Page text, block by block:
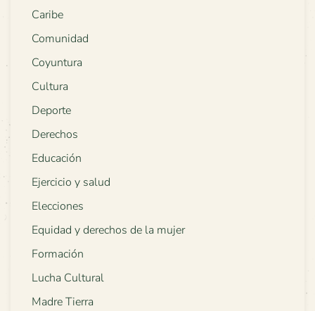
Caribe
Comunidad
Coyuntura
Cultura
Deporte
Derechos
Educación
Ejercicio y salud
Elecciones
Equidad y derechos de la mujer
Formación
Lucha Cultural
Madre Tierra